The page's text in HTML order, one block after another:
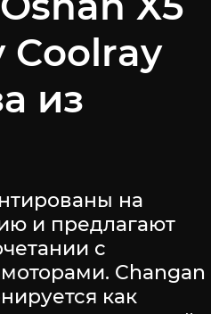
Coolray
из
на
и предлагают
с
Changan
как